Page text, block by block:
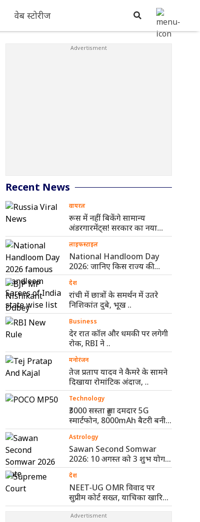
वेब स्टोरीज
Recent News
वायरल
रूस में नहीं बिकेंगे सामान्य
अंडरगारमेंट्स! सरकार का नया
नियम ..
लाइफस्टाइल
National Handloom Day
2026: जानिए किस राज्य की
कौन-सी हैंडलूम ..
देश
रांची में छात्रों के समर्थन में उतरे
निशिकांत दुबे, भूख ..
Business
देर रात कॉल और धमकी पर लगेगी
रोक, RBI ने ..
मनोरंजन
तेज प्रताप यादव ने कैमरे के सामने
दिखाया रोमांटिक अंदाज, ..
Technology
₹3000 सस्ता हुआ दमदार 5G
स्मार्टफोन, 8000mAh बैटरी बनी
सबसे ..
Astrology
Sawan Second Somwar
2026: 10 अगस्त को 3 शुभ योग,
..
देश
NEET-UG OMR विवाद पर
सुप्रीम कोर्ट सख्त, याचिका खारिज
कर ..